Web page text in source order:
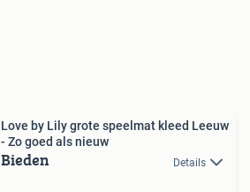
Love by Lily grote speelmat kleed Leeuw
- Zo goed als nieuw
Bieden Details